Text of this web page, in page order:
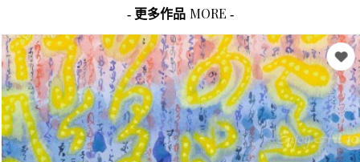
- 更多作品 MORE -